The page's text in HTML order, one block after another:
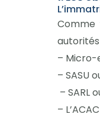
– Micro-
– SASU
– SARL
–